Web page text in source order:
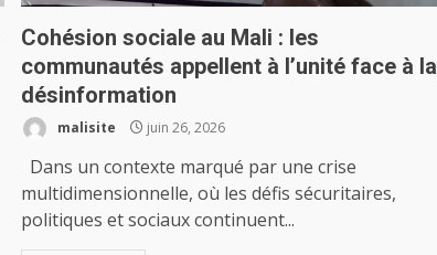
Cohésion sociale au Mali : les
communautés appellent à l’unité face à la
désinformation
malisite juin 26, 2026
Dans un contexte marqué par une crise
multidimensionnelle, où les défis sécuritaires,
politiques et sociaux continuent...